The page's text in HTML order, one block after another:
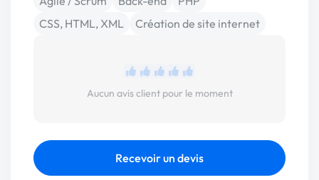
CSS, HTML, XML
Création de site internet
Aucun avis client pour le moment
Recevoir un devis